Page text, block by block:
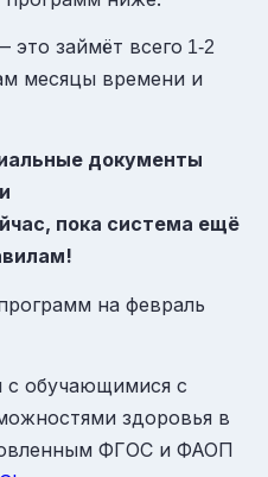
это займёт всего 1-2
месяцы времени и
документы
пока система ещё
на февраль
с обучающимися с
здоровья в
ФГОС и ФАОП